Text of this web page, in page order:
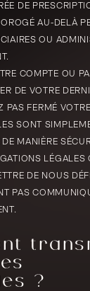
DE
AU-DELÀ
OU
COMPTE OU
DE VOTRE
PAS FERMÉ
SONT
MANIÈRE
LÉGALES
DE NOUS
PAS
?